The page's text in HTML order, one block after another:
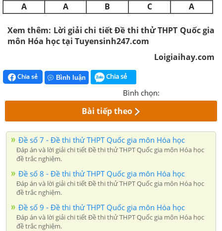
A
A B C A
Xem thêm: Lời giải chi tiết Đề thi thử THPT Quốc gia
môn Hóa học tại Tuyensinh247.com
Loigiaihay.com
Chia sẻ Bình luận Chia sẻ
Bình chọn:
Bài tiếp theo
Đề số 7 - Đề thi thử THPT Quốc gia môn Hóa học
Đáp án và lời giải chi tiết Đề thi thử THPT Quốc gia môn Hóa học
đề trắc nghiệm.
Đề số 8 - Đề thi thử THPT Quốc gia môn Hóa học
Đáp án và lời giải chi tiết Đề thi thử THPT Quốc gia môn Hóa học
đề trắc nghiệm.
Đề số 9 - Đề thi thử THPT Quốc gia môn Hóa học
Đáp án và lời giải chi tiết Đề thi thử THPT Quốc gia môn Hóa học
đề trắc nghiệm.